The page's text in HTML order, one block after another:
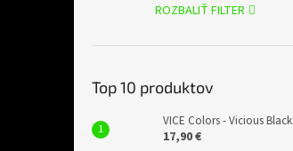
ROZBALIŤ FILTER
Top 10 produktov
VICE Colors - Vicious Black
17,90 €